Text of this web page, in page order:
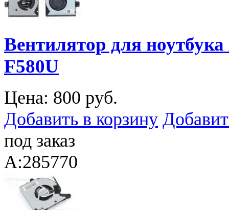
Вентилятор для
F580U
Цена: 800 руб.
Добавить в корзину
под заказ
A:285770